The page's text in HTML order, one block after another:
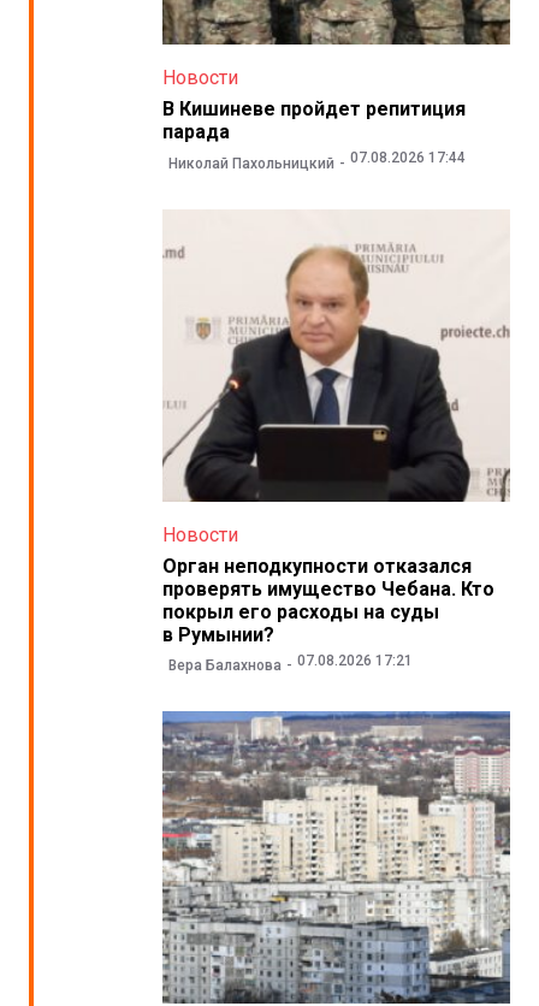
Новости
В Кишиневе пройдет репитиция
парада
Николай Пахольницкий 07.08.2026 17:44
Новости
Орган неподкупности отказался
проверять имущество Чебана. Кто
покрыл его расходы на суды
в Румынии?
Вера Балахнова 07.08.2026 17:21